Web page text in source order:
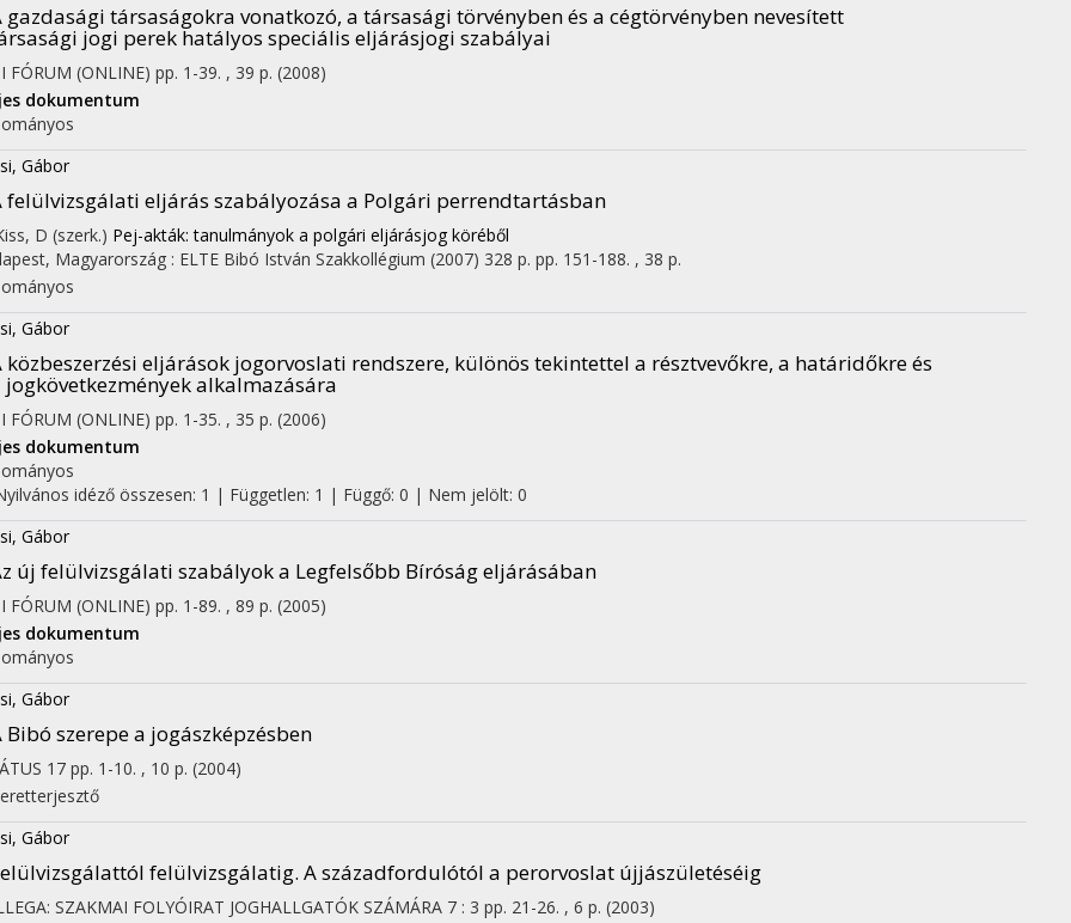
gazdasági társaságokra vonatkozó, a társasági törvényben és a cégtörvényben nevesített
jogi perek hatályos speciális eljárásjogi szabályai
FÓRUM (ONLINE) pp. 1-39. , 39 p. (2008)
dokumentum
Gábor
felülvizsgálati eljárás szabályozása a Polgári perrendtartásban
D (szerk.) Pej-akták: tanulmányok a polgári eljárásjog köréből
Magyarország : ELTE Bibó István Szakkollégium (2007) 328 p. pp. 151-188. , 38 p.
Gábor
közbeszerzési eljárások jogorvoslati rendszere, különös tekintettel a résztvevőkre, a határidőkre és
jogkövetkezmények alkalmazására
FÓRUM (ONLINE) pp. 1-35. , 35 p. (2006)
dokumentum
idéző összesen: 1 | Független: 1 | Függő: 0 | Nem jelölt: 0
Gábor
új felülvizsgálati szabályok a Legfelsőbb Bíróság eljárásában
FÓRUM (ONLINE) pp. 1-89. , 89 p. (2005)
dokumentum
Gábor
Bibó szerepe a jogászképzésben
17 pp. 1-10. , 10 p. (2004)
Gábor
felülvizsgálatig. A századfordulótól a perorvoslat újjászületéséig
SZAKMAI FOLYÓIRAT JOGHALLGATÓK SZÁMÁRA 7 : 3 pp. 21-26. , 6 p. (2003)